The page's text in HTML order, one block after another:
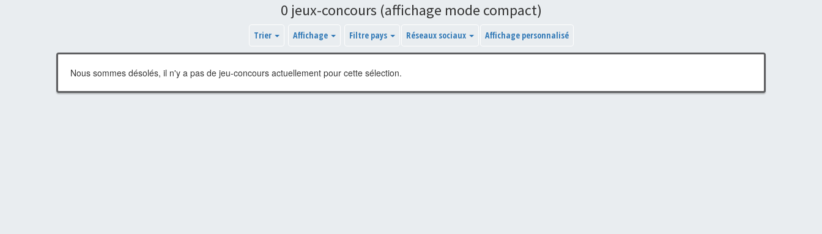
0 jeux-concours (affichage mode compact)
Trier Affichage Filtre pays Réseaux sociaux Affichage personnalisé
Nous sommes désolés, il n'y a pas de jeu-concours actuellement pour cette sélection.